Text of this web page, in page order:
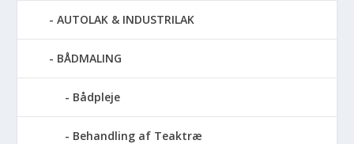
AUTOLAK & INDUSTRILAK
BÅDMALING
Bådpleje
Behandling af Teaktræ